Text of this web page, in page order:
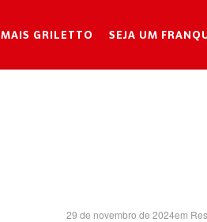
MAIS GRILETTO SEJA UM
29 de novembro de 2024em